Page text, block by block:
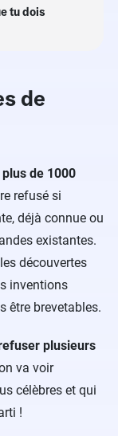
tu dois
de
de 1000
refusé si
déjà connue ou
existantes.
découvertes
inventions
être brevetables.
plusieurs
va voir
célèbres et qui
!